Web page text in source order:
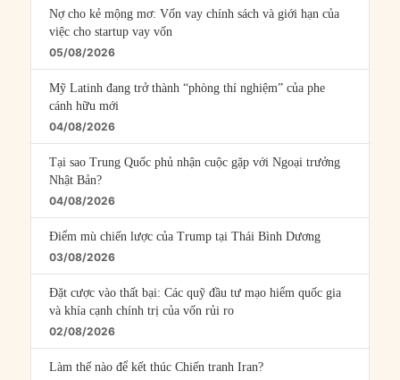
Nợ cho kẻ mộng mơ: Vốn vay chính sách và giới hạn của
việc cho startup vay vốn
05/08/2026
Mỹ Latinh đang trở thành “phòng thí nghiệm” của phe
cánh hữu mới
04/08/2026
Tại sao Trung Quốc phủ nhận cuộc gặp với Ngoại trưởng
Nhật Bản?
04/08/2026
Điểm mù chiến lược của Trump tại Thái Bình Dương
03/08/2026
Đặt cược vào thất bại: Các quỹ đầu tư mạo hiểm quốc gia
và khía cạnh chính trị của vốn rủi ro
02/08/2026
Làm thế nào để kết thúc Chiến tranh Iran?